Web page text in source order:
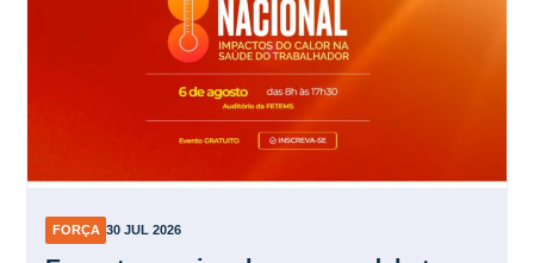
Encontro nacional promove debate